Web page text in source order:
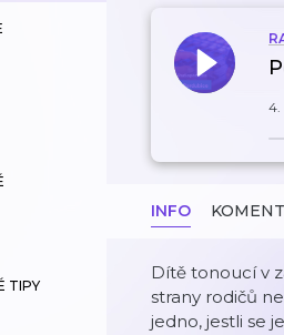
TIPY
4.
INFO
Dítě tonoucí v
strany rodičů
jedno, jestli se